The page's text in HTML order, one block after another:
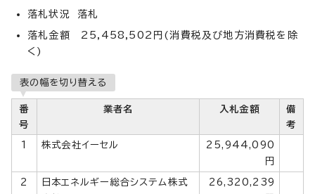
落札状況 落札
落札金額 25,458,502円(消費税及び地方消費税を除
く)
表の幅を切り替える
番
号
業者名 入札金額
備
考
1 株式会社イーセル
25,944,090
円
2
日本エネルギー総合システム株式
26,320,239